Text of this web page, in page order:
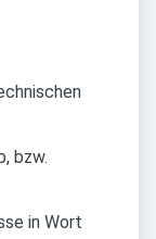
bzw.
in Wort